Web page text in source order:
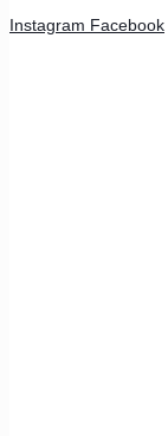
Instagram Facebook